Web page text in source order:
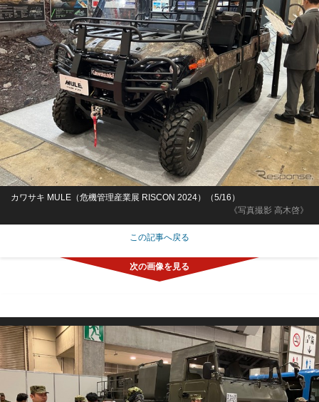
《写真撮影 高木啓》
カワサキ MULE（危機管理産業展 RISCON 2024）（5/16）
この記事へ戻る